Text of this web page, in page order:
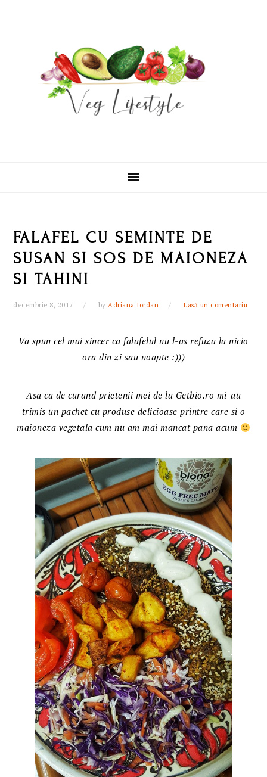
FALAFEL CU SEMINTE DE
SUSAN SI SOS DE MAIONEZA
SI TAHINI
decembrie 8, 2017 byAdriana Iordan Lasă un comentariu
Va spun cel mai sincer ca falafelul nu l-as refuza la nicio
ora din zi sau noapte :)))
Asa ca de curand prietenii mei de la Getbio.ro mi-au
trimis un pachet cu produse delicioase printre care si o
maioneza vegetala cum nu am mai mancat pana acum